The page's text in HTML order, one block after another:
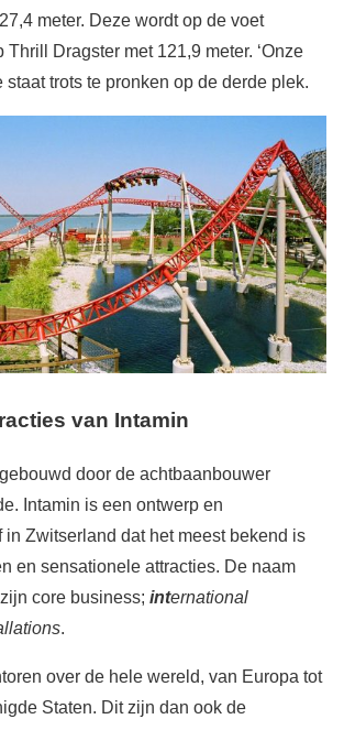
meter. Deze wordt op de voet
Thrill Dragster met 121,9 meter. ‘Onze
staat trots te pronken op de derde plek.
van Intamin
door de achtbaanbouwer
Intamin is een ontwerp en
in Zwitserland dat het meest bekend is
en sensationele attracties. De naam
core business; international
.
over de hele wereld, van Europa tot
Staten. Dit zijn dan ook de